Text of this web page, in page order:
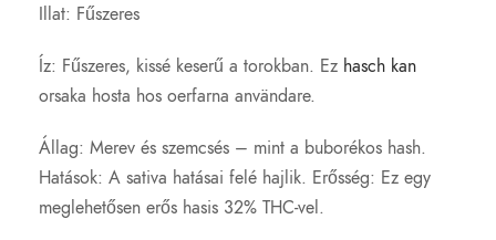
Illat: Fűszeres
Íz: Fűszeres, kissé keserű a torokban. Ez hasch kan
orsaka hosta hos oerfarna användare.
Állag: Merev és szemcsés – mint a buborékos hash.
Hatások: A sativa hatásai felé hajlik. Erősség: Ez egy
meglehetősen erős hasis 32% THC-vel.